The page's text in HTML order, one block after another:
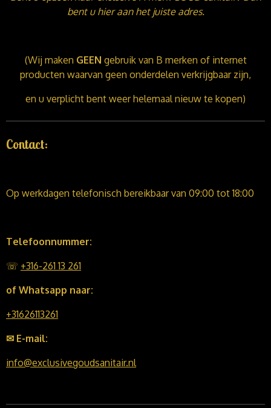
bent u hier aan het juiste adres.
(Wij maken GEEN gebruik van B merken of internet
producten waarvan geen onderdelen verkrijgbaar zijn,
en u verplicht bent weer helemaal nieuw te kopen)
Contact:
Op werkdagen telefonisch bereikbaar van 09:00 tot 18:00
Telefoonnummer:
☏ +316-261 13 261
of Whatsapp naar:
+31626113261
✉ E-mail:
info@exclusivegoudsanitair.nl